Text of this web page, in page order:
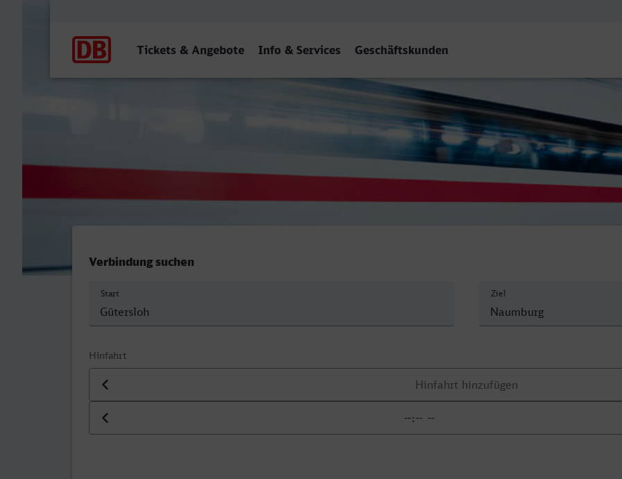
Tickets & Angebote Info & Services Geschäftskunden
Gütersloh Hbf - Naumburg (Saale) Hbf
Verbindung suchen
Start Ziel
Hinfahrt
Datum der Hinfahrt
Uhrzeit der Hinfahrt